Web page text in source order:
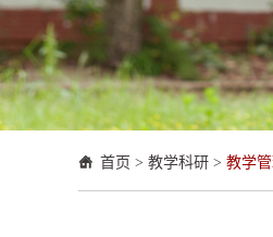
首页 > 教学科研 > 教学